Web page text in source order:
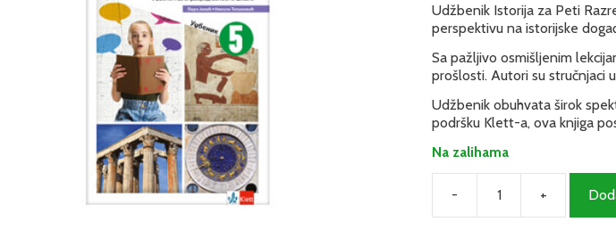
Udžbenik Istorija za Peti
perspektivu na istorijske
Sa pažljivo osmišljenim
prošlosti. Autori su stručnjaci
Udžbenik obuhvata širok
podršku Klett-a, ova knjiga
Na zalihama
-
Istorija
5
+